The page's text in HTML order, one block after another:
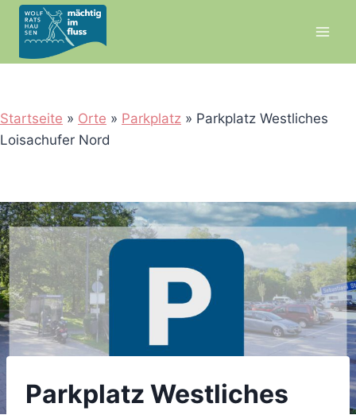
Zum
Inhalt
springen
Startseite » Orte » Parkplatz » Parkplatz Westliches
Loisachufer Nord
Parkplatz Westliches